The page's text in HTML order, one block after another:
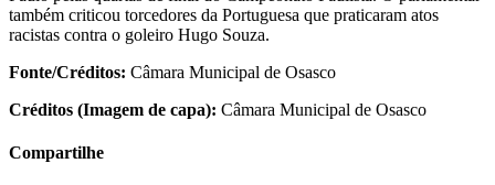
também criticou torcedores da Portuguesa que praticaram atos
racistas contra o goleiro Hugo Souza.
Fonte/Créditos: Câmara Municipal de Osasco
Créditos (Imagem de capa): Câmara Municipal de Osasco
Compartilhe